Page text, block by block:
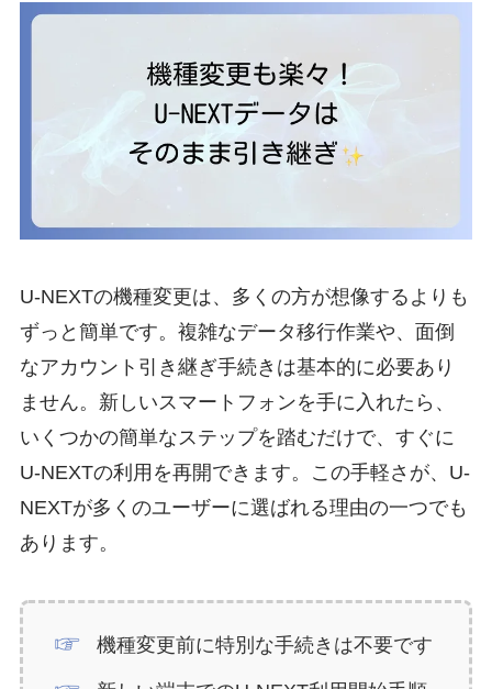
U-NEXTの機種変更は、多くの方が想像するよりも
ずっと簡単です。複雑なデータ移行作業や、面倒
なアカウント引き継ぎ手続きは基本的に必要あり
ません。新しいスマートフォンを手に入れたら、
いくつかの簡単なステップを踏むだけで、すぐに
U-NEXTの利用を再開できます。この手軽さが、U-
NEXTが多くのユーザーに選ばれる理由の一つでも
あります。
機種変更前に特別な手続きは不要です